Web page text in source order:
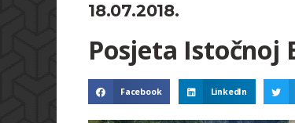
18.07.2018.
Posjeta Istočnoj
Facebook LinkedIn